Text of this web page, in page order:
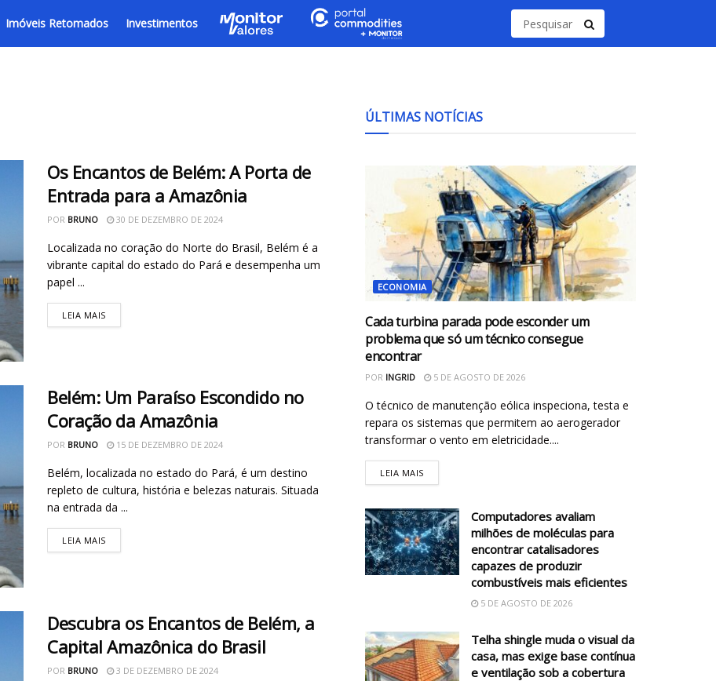
Imóveis Retomados Investimentos
Os Encantos de Belém: A Porta de
Entrada para a Amazônia
POR BRUNO 30 DE DEZEMBRO DE 2024
Localizada no coração do Norte do Brasil, Belém é a
vibrante capital do estado do Pará e desempenha um
papel ...
LEIA MAIS
Belém: Um Paraíso Escondido no
Coração da Amazônia
POR BRUNO 15 DE DEZEMBRO DE 2024
Belém, localizada no estado do Pará, é um destino
repleto de cultura, história e belezas naturais. Situada
na entrada da ...
LEIA MAIS
Descubra os Encantos de Belém, a
Capital Amazônica do Brasil
POR BRUNO 3 DE DEZEMBRO DE 2024
ÚLTIMAS NOTÍCIAS
ECONOMIA
Cada turbina parada pode esconder um
problema que só um técnico consegue
encontrar
POR INGRID 5 DE AGOSTO DE 2026
O técnico de manutenção eólica inspeciona, testa e
repara os sistemas que permitem ao aerogerador
transformar o vento em eletricidade....
LEIA MAIS
Computadores avaliam
milhões de moléculas para
encontrar catalisadores
capazes de produzir
combustíveis mais eficientes
5 DE AGOSTO DE 2026
Telha shingle muda o visual da
casa, mas exige base contínua
e ventilação sob a cobertura